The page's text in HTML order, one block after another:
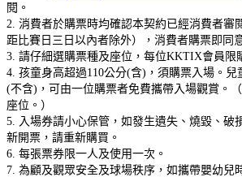
閱。
2. 消費者於購票時均確認本契約已經消費者審
距比賽日三日以內者除外），消費者購票即同
3. 請仔細選購票種及座位，每位KKTIX會員限
4. 孩童身高超過110公分(含)，須購票入場。兒
(不含)，可由一位購票者免費攜帶入場觀賞。
座位。）
5. 入場券請小心保管，如發生遺失、燒毀、破
新開票，請重新購買。
6. 每張票券限一人及使用一次。
7. 為顧及觀眾安全及球場秩序，如攜帶嬰幼兒